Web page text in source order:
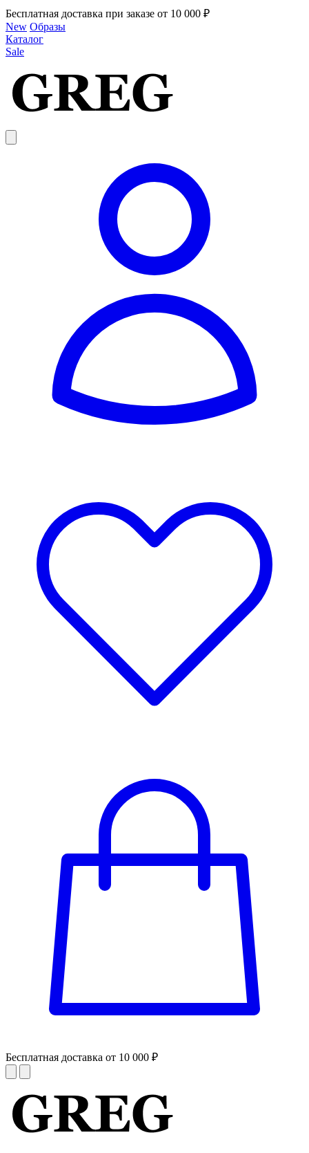
Бесплатная доставка при заказе от 10 000 ₽
New Образы
Каталог
Sale
Бесплатная доставка от 10 000 ₽